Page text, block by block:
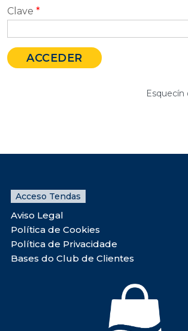
Clave *
Esquecín
Acceso Tendas
Aviso Legal
Política de Cookies
Política de Privacidade
Bases do Club de Clientes